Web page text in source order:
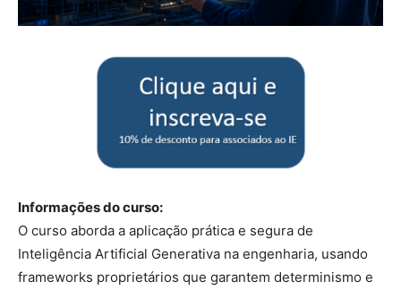
Informações do curso:
O curso aborda a aplicação prática e segura de
Inteligência Artificial Generativa na engenharia, usando
frameworks proprietários que garantem determinismo e